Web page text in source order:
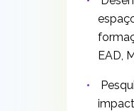
EAD,